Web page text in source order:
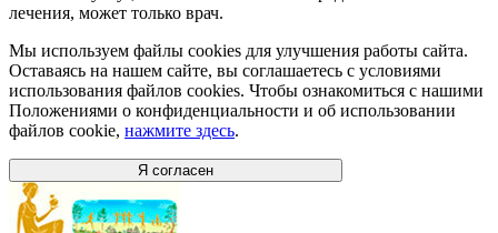
лечения, может только врач.
Мы используем файлы cookies для улучшения работы сайта.
Оставаясь на нашем сайте, вы соглашаетесь с условиями
использования файлов cookies. Чтобы ознакомиться с нашими
Положениями о конфиденциальности и об использовании
файлов cookie, нажмите здесь.
Я согласен